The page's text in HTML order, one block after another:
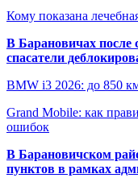
Кому показана
В Барановичах после
спасатели
BMW i3 2026: до 850
Grand Mobile: как
ошибок
В Барановичском
пунктов в рамках